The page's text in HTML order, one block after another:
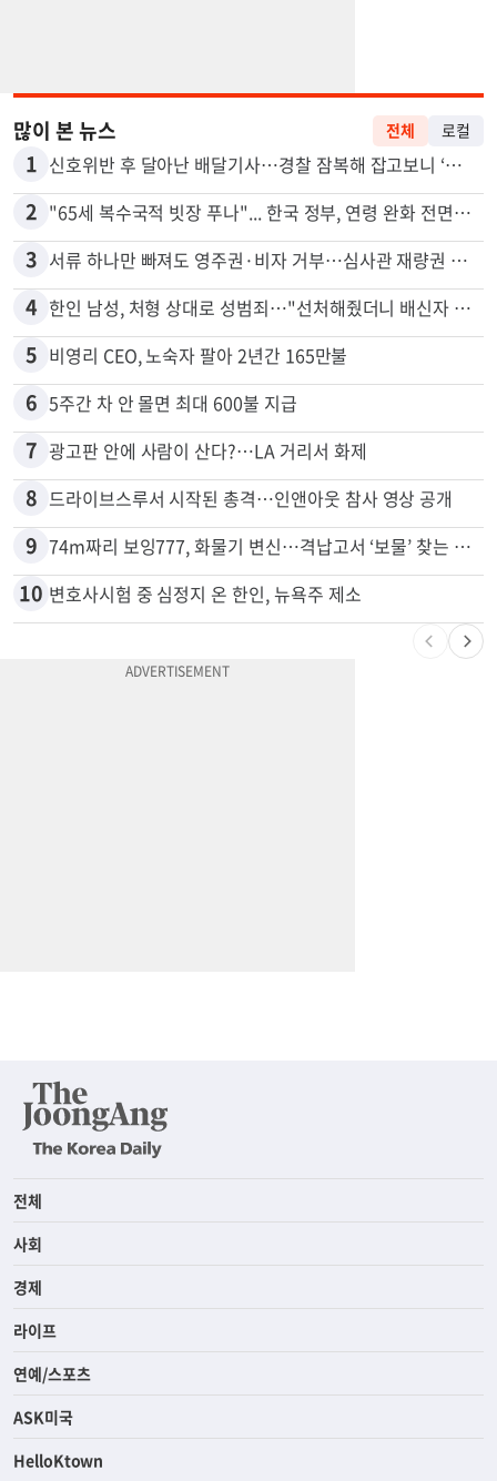
많이 본 뉴스 전체 로컬
1 신호위반 후 달아난 배달기사…경찰 잠복해 잡고보니 ‘반전’
2 "65세 복수국적 빗장 푸나"... 한국 정부, 연령 완화 전면 추진
3 서류 하나만 빠져도 영주권·비자 거부…심사관 재량권 대폭 확대
4 한인 남성, 처형 상대로 성범죄…"선처해줬더니 배신자 취급"
5 비영리 CEO, 노숙자 팔아 2년간 165만불
6 5주간 차 안 몰면 최대 600불 지급
7 광고판 안에 사람이 산다?…LA 거리서 화제
8 드라이브스루서 시작된 총격…인앤아웃 참사 영상 공개
9 74m짜리 보잉777, 화물기 변신…격납고서 ‘보물’ 찾는 인천공항
10 변호사시험 중 심정지 온 한인, 뉴욕주 제소
전체
사회
경제
라이프
연예/스포츠
ASK미국
HelloKtown